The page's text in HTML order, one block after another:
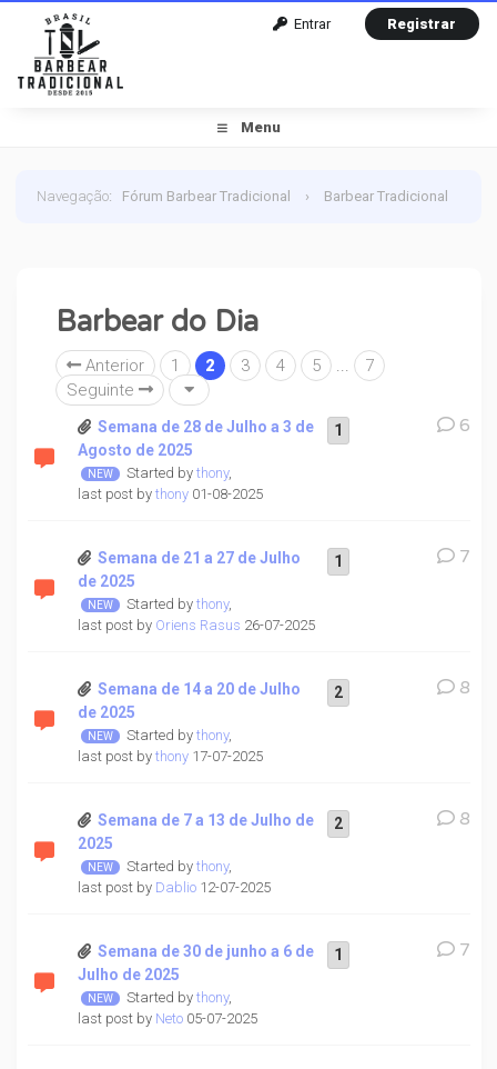
Entrar Registrar
Menu
Navegação: Fórum Barbear Tradicional › Barbear Tradicional
Barbear do Dia
Anterior 1 2 3 4 5 ...
7
Seguinte
1
Semana de 28 de Julho a 3 de
Agosto de 2025
Started by thony,
last post by thony01-08-2025
6
1
Semana de 21 a 27 de Julho
de 2025
Started by thony,
last post by Oriens Rasus 26-07-2025
7
2
Semana de 14 a 20 de Julho
de 2025
Started by thony,
last post by thony17-07-2025
8
2
Semana de 7 a 13 de Julho de
2025
Started by thony,
last post by Dablio12-07-2025
8
1
Semana de 30 de junho a 6 de
Julho de 2025
Started by thony,
last post by Neto05-07-2025
7